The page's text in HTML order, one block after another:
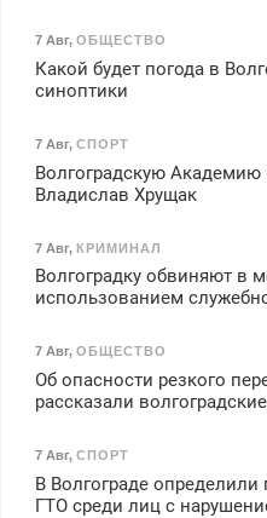
7 Авг, ОБЩЕСТВО
Какой будет погода в
синоптики
7 Авг, СПОРТ
Волгоградскую Академию
Владислав Хрущак
7 Авг, КРИМИНАЛ
Волгоградку обвиняют в
использованием
7 Авг, ОБЩЕСТВО
Об опасности резкого
рассказали
7 Авг, СПОРТ
В Волгограде
ГТО среди лиц с